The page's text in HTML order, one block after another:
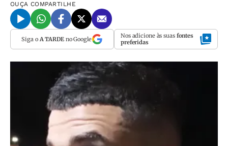
OUÇA COMPARTILHE
Siga o A TARDEno Google Nos adicione às suas fontes
preferidas